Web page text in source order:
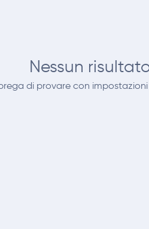
Nessun
di provare con impostazioni